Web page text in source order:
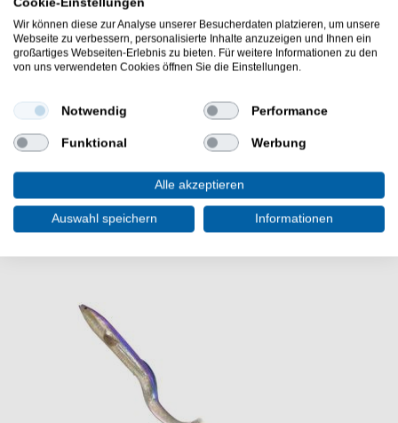
durchgefärbter Aalkörper
scharfe Drillinge
Lieferumfang: 1 Spinner in gewählten Farbe
ein treuer Begleiter beim Angeln auf Lachse und
Meerforellen. Kunstköder für starke Vibrationen.
WEITERE INTERESSANTE ARTIKEL
Cookie-Einstellungen
Wir können diese zur Analyse unserer Besucherdaten platzieren, um unsere
Webseite zu verbessern, personalisierte Inhalte anzuzeigen und Ihnen ein
großartiges Webseiten-Erlebnis zu bieten. Für weitere Informationen zu den
von uns verwendeten Cookies öffnen Sie die Einstellungen.
Notwendig Performance
Funktional Werbung
Alle akzeptieren
Auswahl speichern Informationen